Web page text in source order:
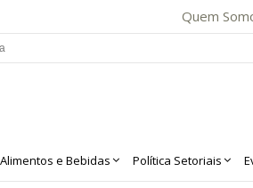
Quem
Alimentos e Bebidas Política Setoriais